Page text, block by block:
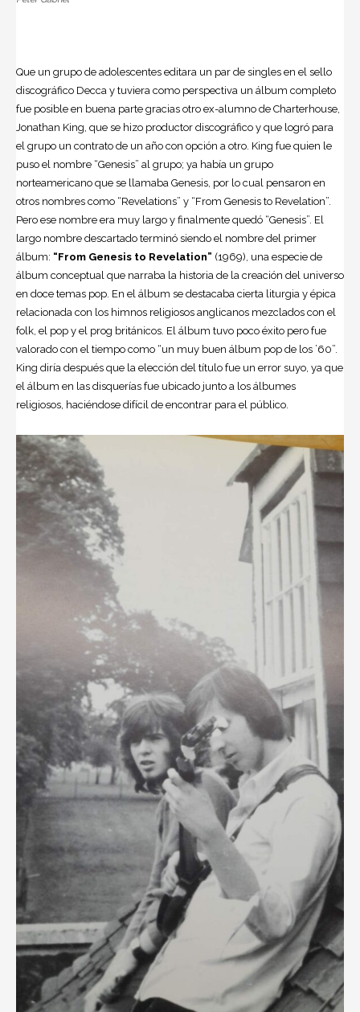
Que un grupo de adolescentes editara un par de singles en el sello
discográfico Decca y tuviera como perspectiva un álbum completo
fue posible en buena parte gracias otro ex-alumno de Charterhouse,
Jonathan King, que se hizo productor discográfico y que logró para
el grupo un contrato de un año con opción a otro. King fue quien le
puso el nombre “Genesis” al grupo; ya había un grupo
norteamericano que se llamaba Genesis, por lo cual pensaron en
otros nombres como “Revelations” y “From Genesis to Revelation”.
Pero ese nombre era muy largo y finalmente quedó “Genesis”. El
largo nombre descartado terminó siendo el nombre del primer
álbum: “From Genesis to Revelation” (1969), una especie de
álbum conceptual que narraba la historia de la creación del universo
en doce temas pop. En el álbum se destacaba cierta liturgia y épica
relacionada con los himnos religiosos anglicanos mezclados con el
folk, el pop y el prog británicos. El álbum tuvo poco éxito pero fue
valorado con el tiempo como “un muy buen álbum pop de los ’60”.
King diría después que la elección del título fue un error suyo, ya que
el álbum en las disquerías fue ubicado junto a los álbumes
religiosos, haciéndose difícil de encontrar para el público.